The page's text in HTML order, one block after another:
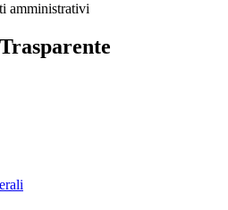
amministrativi